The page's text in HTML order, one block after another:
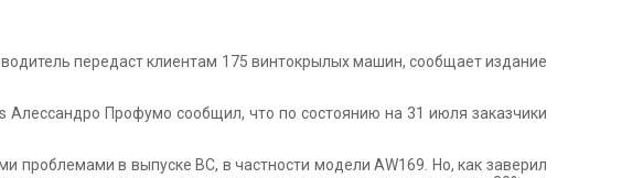
передаст клиентам 175 винтокрылых машин, сообщает издание
Алессандро Профумо сообщил, что по состоянию на 31 июля заказчики
проблемами в выпуске ВС, в частности модели AW169. Но, как заверил